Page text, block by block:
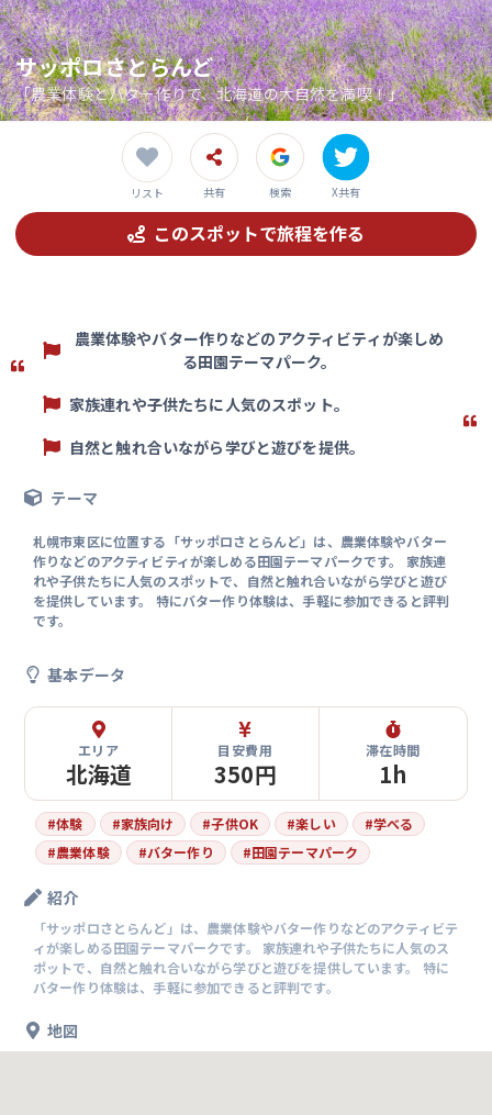
サッポロさとらんど
「農業体験とバター作りで、北海道の大自然を満喫！」
リスト 共有 検索 X共有
このスポットで旅程を作る
農業体験やバター作りなどのアクティビティが楽しめ
る田園テーマパーク。
家族連れや子供たちに人気のスポット。
自然と触れ合いながら学びと遊びを提供。
テーマ
札幌市東区に位置する「サッポロさとらんど」は、農業体験やバター
作りなどのアクティビティが楽しめる田園テーマパークです。 家族連
れや子供たちに人気のスポットで、自然と触れ合いながら学びと遊び
を提供しています。 特にバター作り体験は、手軽に参加できると評判
です。
基本データ
エリア
北海道
目安費用
350円
滞在時間
1h
#体験 #家族向け #子供OK #楽しい #学べる
#農業体験 #バター作り #田園テーマパーク
紹介
「サッポロさとらんど」は、農業体験やバター作りなどのアクティビテ
ィが楽しめる田園テーマパークです。 家族連れや子供たちに人気のス
ポットで、自然と触れ合いながら学びと遊びを提供しています。 特に
バター作り体験は、手軽に参加できると評判です。
地図